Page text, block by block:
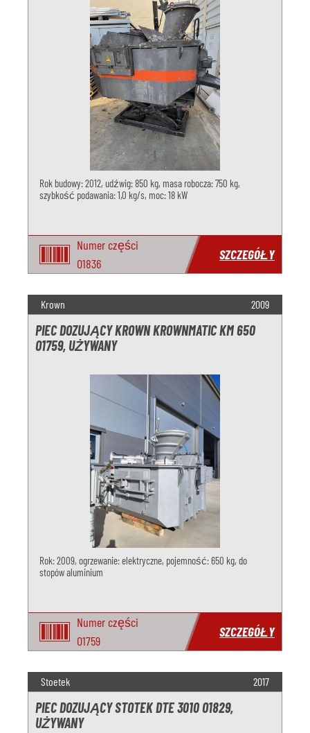
Rok budowy: 2012, udźwig: 850 kg, masa robocza: 750 kg,
szybkość podawania: 1,0 kg/s, moc: 18 kW
Numer części
O1836
SZCZEGÓŁY
Krown 2009
PIEC DOZUJĄCY KROWN KROWNMATIC KM 650
O1759, UŻYWANY
Rok: 2009, ogrzewanie: elektryczne, pojemność: 650 kg, do
stopów aluminium
Numer części
O1759
SZCZEGÓŁY
Stoetek 2017
PIEC DOZUJĄCY STOTEK DTE 3010 O1829,
UŻYWANY